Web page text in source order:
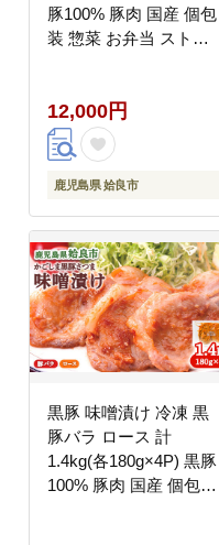
豚100% 豚肉 国産 個包
装 惣菜 お弁当 ストッ
12,000円
鹿児島県 姶良市
黒豚 味噌漬け 冷凍 黒
豚バラ ロース 計
1.4kg(各180g×4P) 黒豚
100% 豚肉 国産 個包装